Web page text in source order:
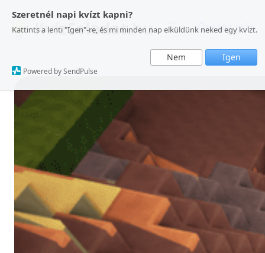
Szeretnél napi kvízt kapni?
Kattints a lenti "Igen"-re, és mi minden nap elküldünk neked egy kvízt.
Nem Igen
Powered by SendPulse
Összes kvíz